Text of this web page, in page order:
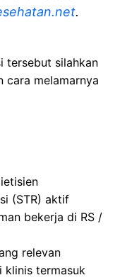
.
tersebut silahkan
cara melamarnya
(STR) aktif
bekerja di RS /
relevan
klinis termasuk